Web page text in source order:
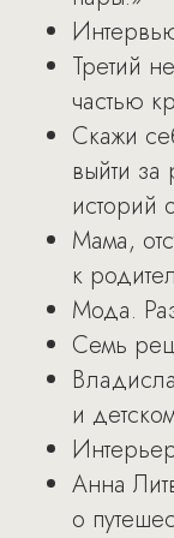
Третий
частью
Скажи
выйти
историй
Мама,
к
Мода.
Семь
и
Анна
о